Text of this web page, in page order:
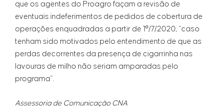
que os agentes do Proagro façam a revisão de
eventuais indeferimentos de pedidos de cobertura de
operações enquadradas a partir de 1º/7/2020, “caso
tenham sido motivados pelo entendimento de que as
perdas decorrentes da presença de cigarrinha nas
lavouras de milho não seriam amparadas pelo
programa”.
Assessoria de Comunicação CNA